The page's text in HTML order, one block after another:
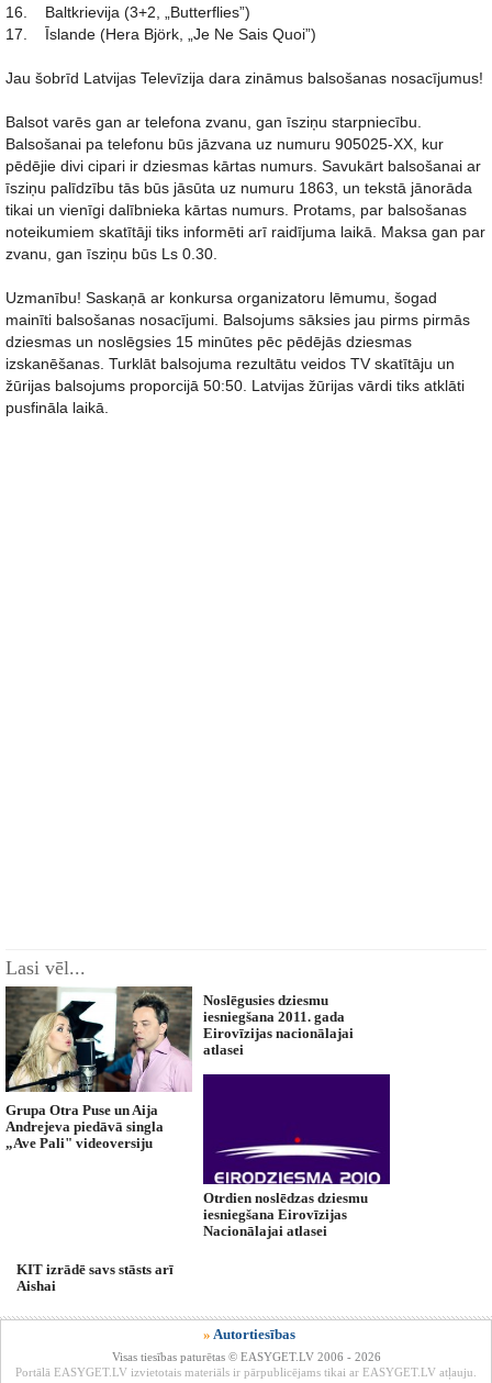
16. Baltkrievija (3+2, „Butterflies”)
17. Īslande (Hera Björk, „Je Ne Sais Quoi”)
Jau šobrīd Latvijas Televīzija dara zināmus balsošanas nosacījumus!
Balsot varēs gan ar telefona zvanu, gan īsziņu starpniecību.
Balsošanai pa telefonu būs jāzvana uz numuru 905025-XX, kur
pēdējie divi cipari ir dziesmas kārtas numurs. Savukārt balsošanai ar
īsziņu palīdzību tās būs jāsūta uz numuru 1863, un tekstā jānorāda
tikai un vienīgi dalībnieka kārtas numurs. Protams, par balsošanas
noteikumiem skatītāji tiks informēti arī raidījuma laikā. Maksa gan par
zvanu, gan īsziņu būs Ls 0.30.
Uzmanību! Saskaņā ar konkursa organizatoru lēmumu, šogad
mainīti balsošanas nosacījumi. Balsojums sāksies jau pirms pirmās
dziesmas un noslēgsies 15 minūtes pēc pēdējās dziesmas
izskanēšanas. Turklāt balsojuma rezultātu veidos TV skatītāju un
žūrijas balsojums proporcijā 50:50. Latvijas žūrijas vārdi tiks atklāti
pusfināla laikā.
Lasi vēl...
Grupa Otra Puse un Aija
Andrejeva piedāvā singla
„Ave Pali" videoversiju
Noslēgusies dziesmu
iesniegšana 2011. gada
Eirovīzijas nacionālajai
atlasei
Otrdien noslēdzas dziesmu
iesniegšana Eirovīzijas
Nacionālajai atlasei
KIT izrādē savs stāsts arī
Aishai
» Autortiesības
Visas tiesības paturētas © EASYGET.LV 2006 - 2026
Portālā EASYGET.LV izvietotais materiāls ir pārpublicējams tikai ar EASYGET.LV atļauju.